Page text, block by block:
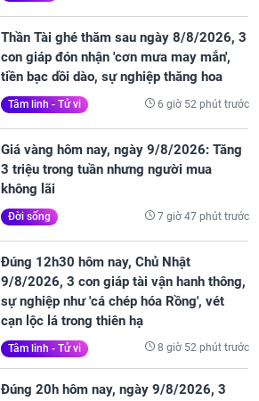
Thần Tài ghé thăm sau ngày 8/8/2026, 3
con giáp đón nhận 'cơn mưa may mắn',
tiền bạc dồi dào, sự nghiệp thăng hoa
Tâm linh - Tử vi 6 giờ 52 phút trước
Giá vàng hôm nay, ngày 9/8/2026: Tăng
3 triệu trong tuần nhưng người mua
không lãi
Đời sống 7 giờ 47 phút trước
Đúng 12h30 hôm nay, Chủ Nhật
9/8/2026, 3 con giáp tài vận hanh thông,
sự nghiệp như 'cá chép hóa Rồng', vét
cạn lộc lá trong thiên hạ
Tâm linh - Tử vi 8 giờ 52 phút trước
Đúng 20h hôm nay, ngày 9/8/2026, 3